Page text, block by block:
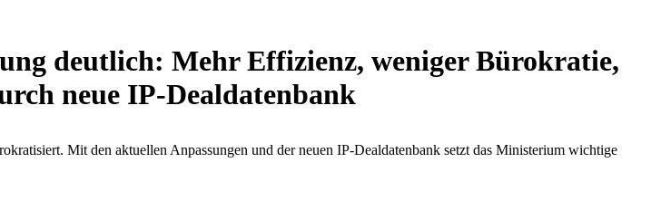
deutlich: Mehr Effizienz, weniger Bürokratie,
neue IP-Dealdatenbank
Mit den aktuellen Anpassungen und der neuen IP-Dealdatenbank setzt das Ministerium wichtige